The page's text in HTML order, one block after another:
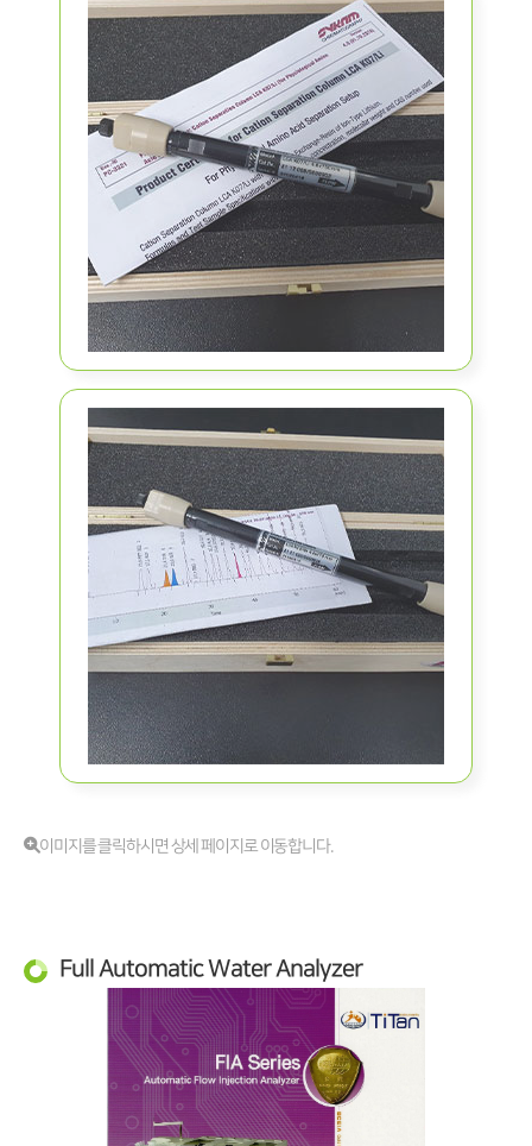
이미지를 클릭하시면 상세 페이지로 이동합니다.
Full Automatic Water Analyzer